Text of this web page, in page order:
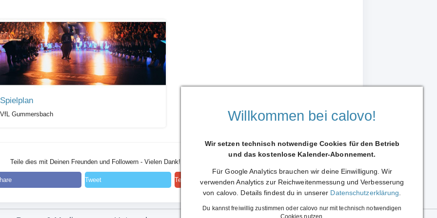
Spielplan
VfL Gummersbach
Teile dies mit Deinen Freunden und Followern - Vielen Dank!
Tweet Teilen Weiterleiten
Willkommen bei calovo!
Wir setzen technisch notwendige Cookies für den Betrieb
und das kostenlose Kalender-Abonnement.
Für Google Analytics brauchen wir deine Einwilligung. Wir
verwenden Analytics zur Reichweitenmessung und Verbesserung
von calovo. Details findest du in unserer Datenschutzerklärung
Du kannst freiwillig zustimmen oder calovo nur mit technisch notwendigen
Cookies nutzen.